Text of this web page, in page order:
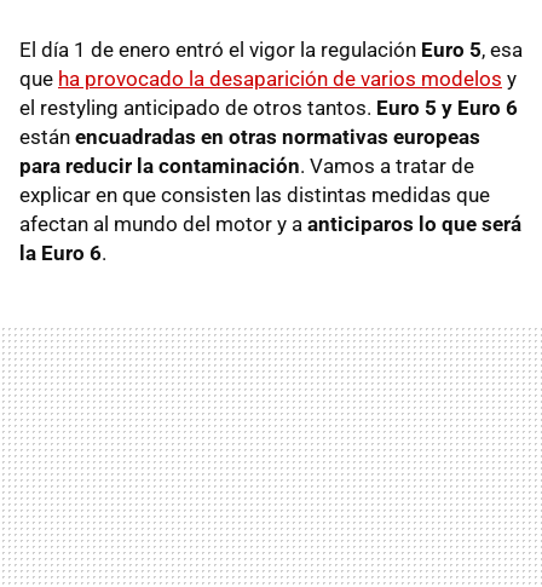
El día 1 de enero entró el vigor la regulación Euro 5, esa
que ha provocado la desaparición de varios modelos y
el restyling anticipado de otros tantos. Euro 5 y Euro 6
están encuadradas en otras normativas europeas
para reducir la contaminación. Vamos a tratar de
explicar en que consisten las distintas medidas que
afectan al mundo del motor y a anticiparos lo que será
la Euro 6.